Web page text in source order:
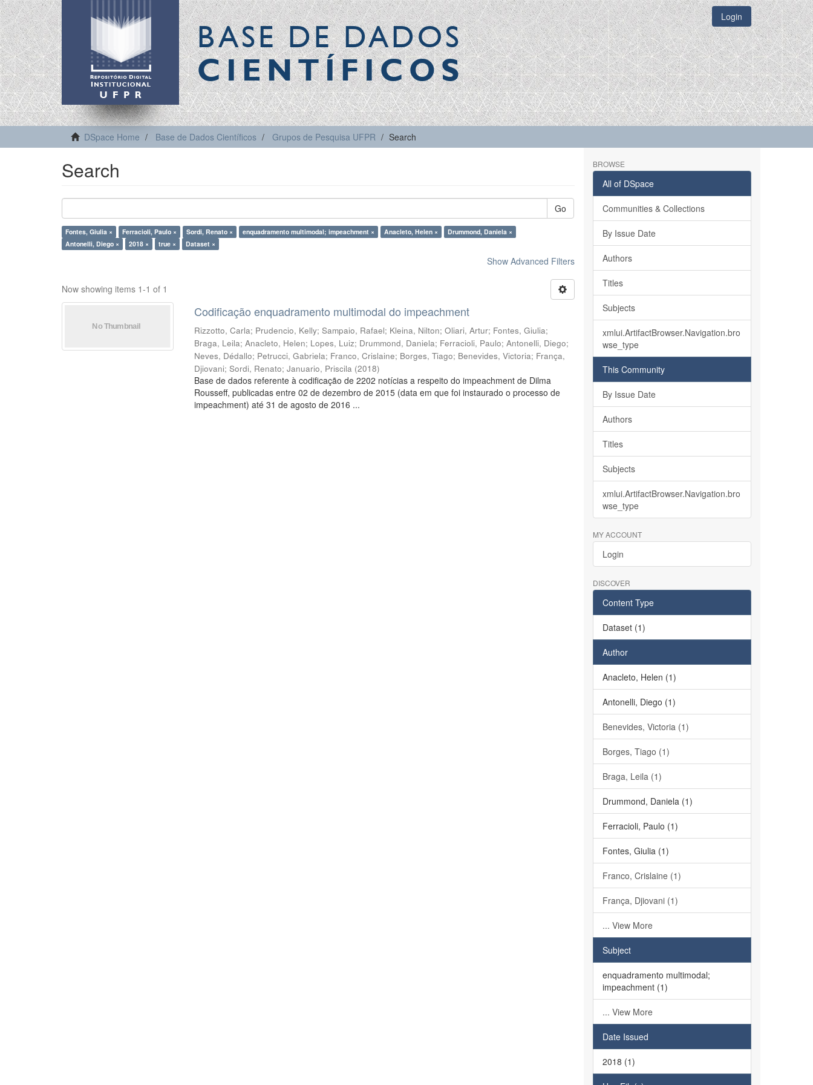
BASE DE DADOS
CIENTÍFICOS
Login
DSpace Home Base de Dados Científicos Grupos de Pesquisa UFPR Search
Search
Go
Fontes, Giulia × Ferracioli, Paulo × Sordi, Renato × enquadramento multimodal; impeachment × Anacleto, Helen ×
Drummond, Daniela ×
Antonelli, Diego ×
2018 × true × Dataset ×
Show Advanced Filters
Now showing items 1-1 of 1
Codificação enquadramento multimodal do impeachment
Rizzotto, Carla; Prudencio, Kelly;Sampaio, Rafael; Kleina, Nilton;Oliari, Artur; Fontes, Giulia;
Braga, Leila;Anacleto, Helen; Lopes, Luiz; Drummond, Daniela; Ferracioli, Paulo;Antonelli, Diego;
Neves, Dédallo; Petrucci, Gabriela; Franco, Crislaine; Borges, Tiago; Benevides, Victoria; França,
Djiovani;Sordi, Renato;Januario, Priscila (2018)
Base de dados referente à codificação de 2202 notícias a respeito do impeachment de Dilma
Rousseff, publicadas entre 02 de dezembro de 2015 (data em que foi instaurado o processo de
impeachment) até 31 de agosto de 2016 ...
BROWSE
All of DSpace
Communities & Collections
By Issue Date
Authors
Titles
Subjects
xmlui.ArtifactBrowser.Navigation.bro
wse_type
This Community
By Issue Date
Authors
Titles
Subjects
xmlui.ArtifactBrowser.Navigation.bro
wse_type
MY ACCOUNT
Login
DISCOVER
Content Type
Dataset (1)
Author
Anacleto, Helen (1)
Antonelli, Diego (1)
Benevides, Victoria (1)
Borges, Tiago (1)
Braga, Leila (1)
Drummond, Daniela (1)
Ferracioli, Paulo (1)
Fontes, Giulia (1)
Franco, Crislaine (1)
França, Djiovani (1)
... View More
Subject
enquadramento multimodal;
impeachment (1)
... View More
Date Issued
2018 (1)